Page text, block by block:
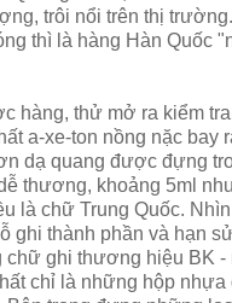
trôi nổi trên thị
thì là hàng Hàn Quốc
hàng, thử mở ra kiểm
a-xe-ton nồng nặc bay
dạ quang được đựng
thương, khoảng 5ml
là chữ Trung Quốc.
ghi thành phần và hạn
chữ ghi thương hiệu BK -
chỉ là những hộp nhựa